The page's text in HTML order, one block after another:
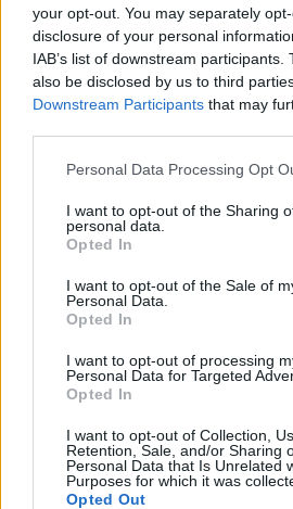
your opt-out. You may separately
disclosure of your personal
IAB’s list of downstream
also be disclosed by us to third
Downstream Participants that may
Please note that this website/app
not limited to your visit or usage
grant or deny consent to Google and
use your data for below specified
consent section.
Personal Data Processing Opt
I want to opt-out of the Sharing
personal data.
Opted In
I want to opt-out of the Sale of
Personal Data.
Opted In
I want to opt-out of processing
Personal Data for Targeted
Opted In
I want to opt-out of Collection,
Retention, Sale, and/or Sharing
Personal Data that Is Unrelated
Purposes for which it was
Opted Out
Disinfettanti > Disinfezione mani e
Acqua ossigenata 3,6%, LH -
da 250 ml/1000 ml -
da 0,70 € a 2,19 € (iva esclusa)
( 0 recensioni )